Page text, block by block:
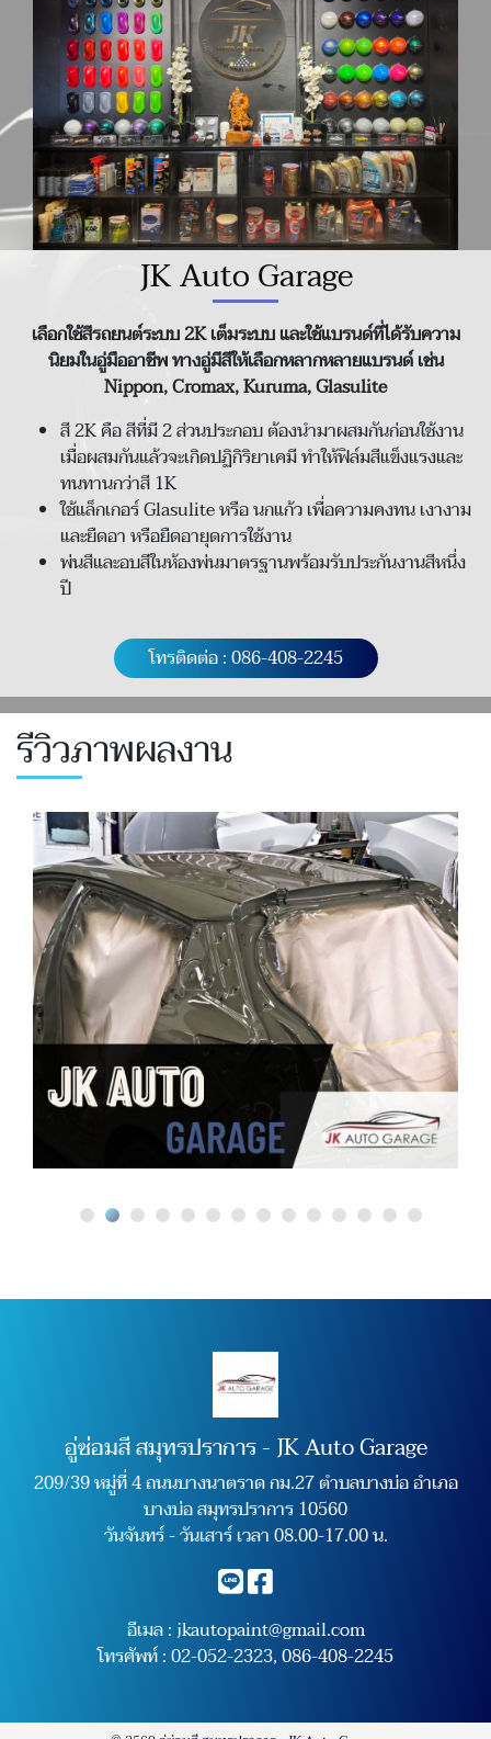
JK Auto Garage
เลือกใช้สีรถยนต์ระบบ 2K เต็มระบบ และใช้แบรนด์ที่ได้รับความ
นิยมในอู่มืออาชีพ ทางอู่มีสีให้เลือกหลากหลายแบรนด์ เช่น
Nippon, Cromax, Kuruma, Glasulite
สี 2K คือ สีที่มี 2 ส่วนประกอบ ต้องนำมาผสมกันก่อนใช้งาน
เมื่อผสมกันแล้วจะเกิดปฏิกิริยาเคมี ทำให้ฟิล์มสีแข็งแรงและ
ทนทานกว่าสี 1K
ใช้แล็กเกอร์ Glasulite หรือ นกแก้ว เพื่อความคงทน เงางาม
และยืดอา หรือยืดอายุดการใช้งาน
พ่นสีและอบสีในห้องพ่นมาตรฐานพร้อมรับประกันงานสีหนึ่ง
ปี
โทรติดต่อ : 086-408-2245
รีวิวภาพผลงาน
อู่ซ่อมสี สมุทรปราการ - JK Auto Garage
209/39 หมู่ที่ 4 ถนนบางนาตราด กม.27 ตำบลบางบ่อ อำเภอ
บางบ่อ สมุทรปราการ 10560
วันจันทร์ - วันเสาร์ เวลา 08.00-17.00 น.
อีเมล :jkautopaint@gmail.com
โทรศัพท์ :02-052-2323,086-408-2245